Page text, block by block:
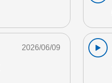
2026/06/09